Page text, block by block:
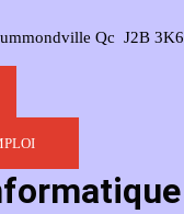
Qc J2B 3K6